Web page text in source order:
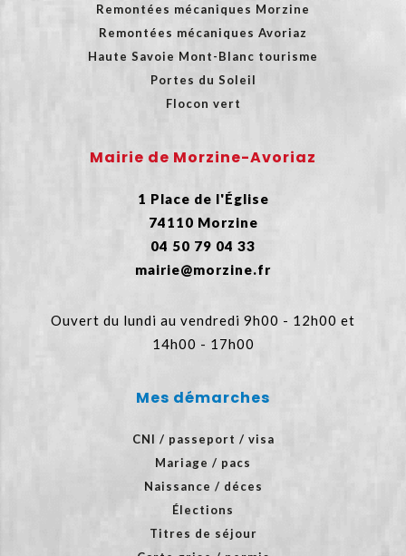
Remontées mécaniques Morzine
Remontées mécaniques Avoriaz
Haute Savoie Mont-Blanc tourisme
Portes du Soleil
Flocon vert
Mairie de Morzine-Avoriaz
1 Place de l'Église
74110 Morzine
04 50 79 04 33
mairie@morzine.fr
Ouvert du lundi au vendredi 9h00 - 12h00 et
14h00 - 17h00
Mes démarches
CNI / passeport / visa
Mariage / pacs
Naissance / déces
Élections
Titres de séjour